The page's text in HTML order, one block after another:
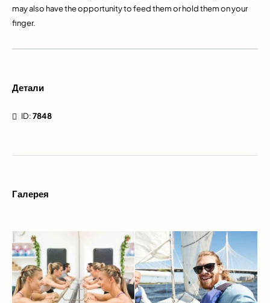
may also have the opportunity to feed them or hold them on your
finger.
Детали
ID:7848
Галерея